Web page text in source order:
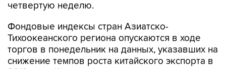
Фондовые индексы стран Азиатско-
торгов в понедельник на данных, указавших на
снижение темпов роста китайского экспорта в
2018 году. Как стало известно в понедельник,
объем внешней торговли Китая в 2018 году